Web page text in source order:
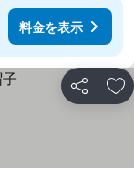
料金を表示
シェア お